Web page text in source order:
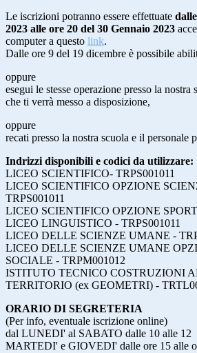
Le iscrizioni potranno essere effettuate
2023 alle ore 20 del 30 Gennaio 2023
computer a questo link.
Dalle ore 9 del 19 dicembre è possibile
oppure
esegui le stesse operazione presso la nostra
che ti verrà messo a disposizione,
oppure
recati presso la nostra scuola e il personale
Indrizzi disponibili e codici da utilizzare:
LICEO SCIENTIFICO- TRPS001011
LICEO SCIENTIFICO OPZIONE
TRPS001011
LICEO SCIENTIFICO OPZIONE
LICEO LINGUISTICO - TRPS001011
LICEO DELLE SCIENZE UMANE -
LICEO DELLE SCIENZE UMANE
SOCIALE - TRPM001012
ISTITUTO TECNICO COSTRUZIONI
TERRITORIO (ex GEOMETRI) -
ORARIO DI SEGRETERIA
(Per info, eventuale iscrizione online)
dal LUNEDI' al SABATO dalle 10 alle 12
MARTEDI' e GIOVEDI' dalle ore 15 alle